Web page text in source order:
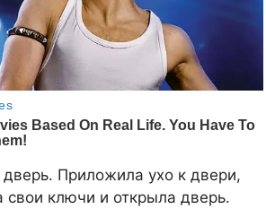
Приложила ухо к двери,
ключи и открыла дверь.